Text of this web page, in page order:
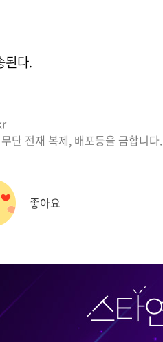
된다.
단 전재 복제, 배포등을 금합니다.
좋아요